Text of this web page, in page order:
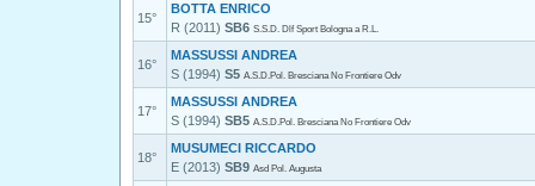
15°
BOTTA ENRICO
R (2011) SB6 S.S.D. Dlf Sport Bologna a R.L.
16°
MASSUSSI ANDREA
S (1994) S5 A.S.D.Pol. Bresciana No Frontiere Odv
17°
MASSUSSI ANDREA
S (1994) SB5 A.S.D.Pol. Bresciana No Frontiere Odv
18°
MUSUMECI RICCARDO
E (2013) SB9 Asd Pol. Augusta